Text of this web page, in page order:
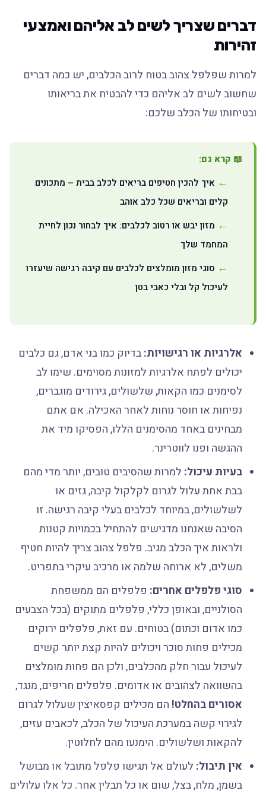
דברים שצריך לשים לב אליהם ואמצעי
זהירות
למרות שפלפל צהוב בטוח לרוב הכלבים, יש כמה דברים
שחשוב לשים לב אליהם כדי להבטיח את בריאותו
ובטיחותו של הכלב שלכם:
📖 קרא גם:
איך להכין חטיפים בריאים לכלב בבית – מתכונים
קלים ובריאים שכל כלב אוהב
מזון יבש או רטוב לכלבים: איך לבחור נכון לחיית
המחמד שלך
סוגי מזון מומלצים לכלבים עם קיבה רגישה שיעזרו
לעיכול קל ובלי כאבי בטן
אלרגיות או רגישויות:בדיוק כמו בני אדם, גם כלבים
יכולים לפתח אלרגיות למזונות מסוימים. שימו לב
לסימנים כמו הקאות, שלשולים, גירודים מוגברים,
נפיחות או חוסר נוחות לאחר האכילה. אם אתם
מבחינים באחד מהסימנים הללו, הפסיקו מיד את
ההגשה ופנו לווטרינר.
בעיות עיכול:למרות שהסיבים טובים, יותר מדי מהם
בבת אחת עלול לגרום לקלקול קיבה, גזים או
לשלשולים, במיוחד לכלבים בעלי קיבה רגישה. זו
הסיבה שאנחנו מדגישים להתחיל בכמויות קטנות
ולראות איך הכלב מגיב. פלפל צהוב צריך להיות חטיף
משלים, לא ארוחה שלמה או מרכיב עיקרי בתפריט.
סוגי פלפלים אחרים:פלפלים הם ממשפחת
הסולניים, ובאופן כללי, פלפלים מתוקים (בכל הצבעים
כמו אדום וכתום) בטוחים. עם זאת, פלפלים ירוקים
מכילים פחות סוכר ויכולים להיות קצת יותר קשים
לעיכול עבור חלק מהכלבים, ולכן הם פחות מומלצים
בהשוואה לצהובים או אדומים. פלפלים חריפים, מנגד,
אסורים בהחלט!הם מכילים קפסאיצין שעלול לגרום
לגירוי קשה במערכת העיכול של הכלב, לכאבים עזים,
להקאות ושלשולים. הימנעו מהם לחלוטין.
אין תיבול:לעולם אל תגישו פלפל מתובל או מבושל
בשמן, מלח, בצל, שום או כל תבלין אחר. כל אלו עלולים